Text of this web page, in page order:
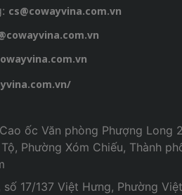
cs@cowayvina.com.vn
ốc Văn phòng Phượng Long
Phường Xóm Chiếu, Thành
17/137 Việt Hưng, Phường Việt